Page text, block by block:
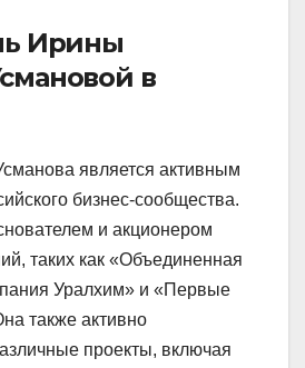
Ирины
в
является активным
бизнес-сообщества.
и акционером
таких как «Объединенная
Уралхим» и «Первые
также активно
проекты, включая